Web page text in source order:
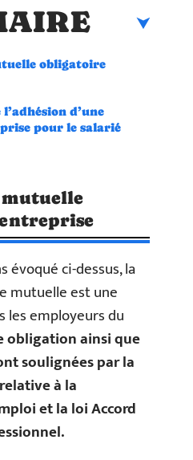
obligatoire
d’une
pour le salarié
évoqué ci-dessus, la
mutuelle est une
employeurs du
obligation ainsi que
soulignées par la
à la
et la loi Accord